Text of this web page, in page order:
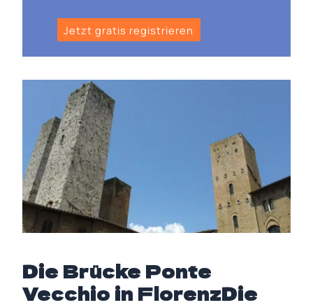
Jetzt gratis registrieren
Die Brücke Ponte
Vecchio in FlorenzDie